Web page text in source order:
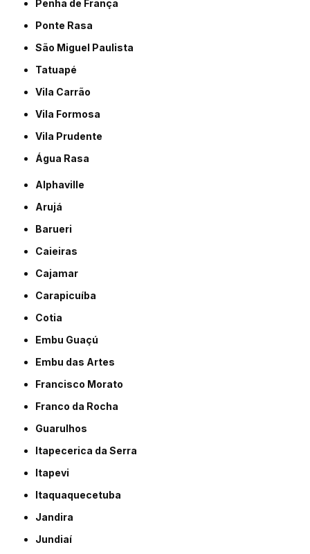
Penha de França
Ponte Rasa
São Miguel Paulista
Tatuapé
Vila Carrão
Vila Formosa
Vila Prudente
Água Rasa
Alphaville
Arujá
Barueri
Caieiras
Cajamar
Carapicuíba
Cotia
Embu Guaçú
Embu das Artes
Francisco Morato
Franco da Rocha
Guarulhos
Itapecerica da Serra
Itapevi
Itaquaquecetuba
Jandira
Jundiaí